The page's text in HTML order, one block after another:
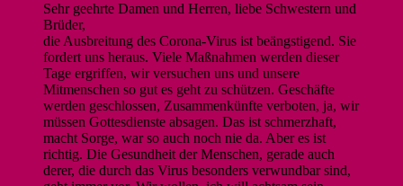
Sehr geehrte Damen und Herren, liebe Schwestern und
Brüder,
die Ausbreitung des Corona-Virus ist beängstigend. Sie
fordert uns heraus. Viele Maßnahmen werden dieser
Tage ergriffen, wir versuchen uns und unsere
Mitmenschen so gut es geht zu schützen. Geschäfte
werden geschlossen, Zusammenkünfte verboten, ja, wir
müssen Gottesdienste absagen. Das ist schmerzhaft,
macht Sorge, war so auch noch nie da. Aber es ist
richtig. Die Gesundheit der Menschen, gerade auch
derer, die durch das Virus besonders verwundbar sind,